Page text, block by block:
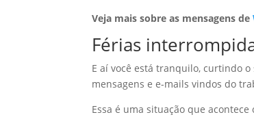
Veja mais sobre as mensagens de
Férias
E aí você está tranquilo, curtindo
mensagens e e-mails vindos do
Essa é uma situação que